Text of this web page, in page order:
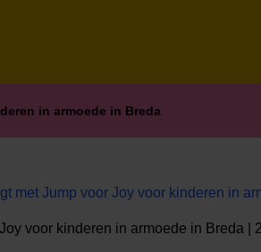
in armoede in Breda
met Jump voor Joy voor kinderen in
voor kinderen in armoede in Breda |